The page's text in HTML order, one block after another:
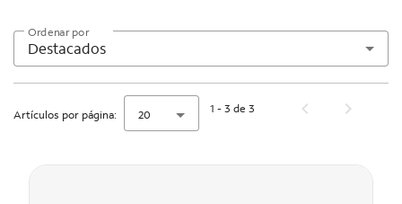
Ordenar por
Destacados
Artículos por página: 20 1 - 3 de 3